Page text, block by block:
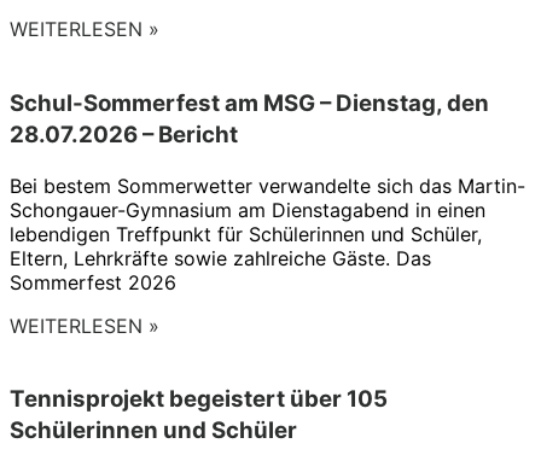
WEITERLESEN »
Schul-Sommerfest am MSG – Dienstag, den
28.07.2026 – Bericht
Bei bestem Sommerwetter verwandelte sich das Martin-
Schongauer-Gymnasium am Dienstagabend in einen
lebendigen Treffpunkt für Schülerinnen und Schüler,
Eltern, Lehrkräfte sowie zahlreiche Gäste. Das
Sommerfest 2026
WEITERLESEN »
Tennisprojekt begeistert über 105
Schülerinnen und Schüler